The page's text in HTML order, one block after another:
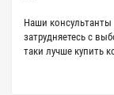
Наши
затрудняетесь с
таки лучше купить